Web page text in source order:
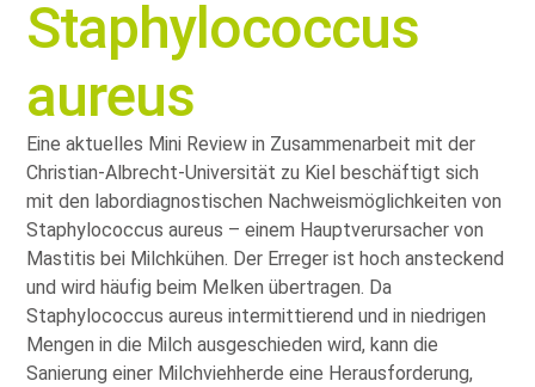
Staphylococcus
aureus
Eine aktuelles Mini Review in Zusammenarbeit mit der
Christian-Albrecht-Universität zu Kiel beschäftigt sich
mit den labordiagnostischen Nachweismöglichkeiten von
Staphylococcus aureus – einem Hauptverursacher von
Mastitis bei Milchkühen. Der Erreger ist hoch ansteckend
und wird häufig beim Melken übertragen. Da
Staphylococcus aureus intermittierend und in niedrigen
Mengen in die Milch ausgeschieden wird, kann die
Sanierung einer Milchviehherde eine Herausforderung,